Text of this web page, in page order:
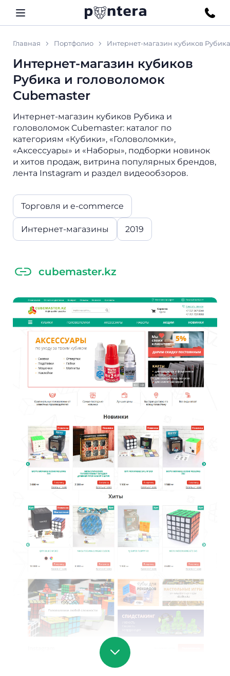
Главная Портфолио Интернет-магазин кубиков
Интернет-магазин кубиков
Рубика и головоломок
Cubemaster
Интернет-магазин кубиков Рубика и
головоломок Cubemaster: каталог по
категориям «Кубики», «Головоломки»,
«Аксессуары» и «Наборы», подборки новинок
и хитов продаж, витрина популярных брендов,
лента Instagram и раздел видеообзоров.
Торговля и e-commerce
Интернет-магазины 2019
cubemaster.kz